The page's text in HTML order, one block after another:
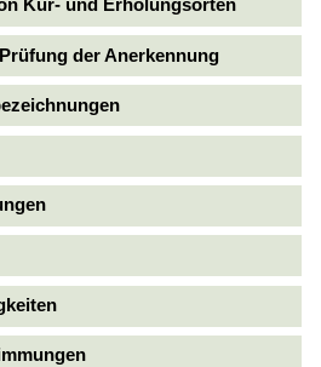
Kur- und Erholungsorten
der Anerkennung